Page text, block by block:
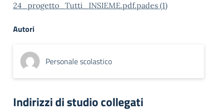
24_progetto_Tutti_INSIEME.pdf.pades (1)
Autori
Personale scolastico
Indirizzi di studio collegati